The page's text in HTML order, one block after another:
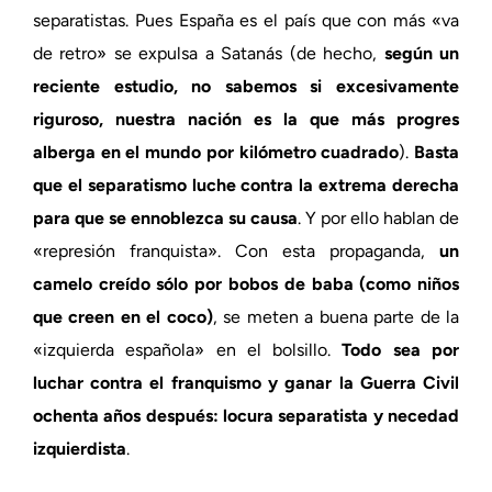
separatistas. Pues España es el país que con más «va
de retro» se expulsa a Satanás (de hecho, según un
reciente estudio, no sabemos si excesivamente
riguroso, nuestra nación es la que más progres
alberga en el mundo por kilómetro cuadrado). Basta
que el separatismo luche contra la extrema derecha
para que se ennoblezca su causa. Y por ello hablan de
«represión franquista». Con esta propaganda,un
camelo creído sólo por bobos de baba (como niños
que creen en el coco), se meten a buena parte de la
«izquierda española» en el bolsillo.Todo sea por
luchar contra el franquismo y ganar la Guerra Civil
ochenta años después: locura separatista y necedad
izquierdista.